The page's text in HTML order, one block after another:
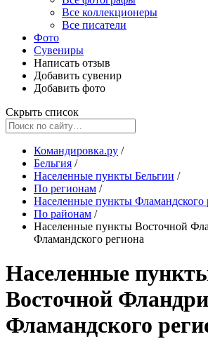
Все коллекционеры
Все писатели
Фото
Сувениры
Написать отзыв
Добавить сувенир
Добавить фото
Скрыть список
Командировка.ру /
Бельгия /
Населенные пункты Бельгии /
По регионам /
Населенные пункты Фламандского
По районам /
Населенные пункты Восточной
Фламандского региона
Населенные
Восточной
Фламандского